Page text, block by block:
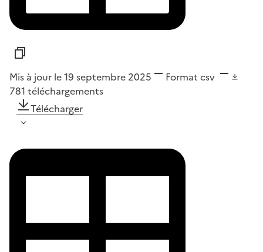
Mis à jour le 19 septembre 2025 Format csv
781 téléchargements
Télécharger